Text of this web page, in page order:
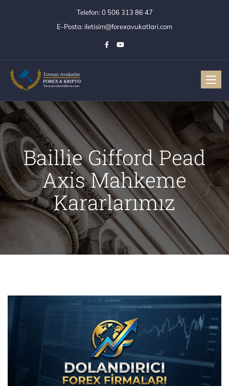
Telefon:0 506 313 86 47
E-Posta: iletisim@forexavukatlari.com
Baillie Gifford Pead
Axis Mahkeme
Kararlarımız